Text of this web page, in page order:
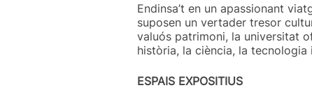
Endinsa’t en un apassionant
suposen un vertader tresor
valuós patrimoni, la universitat
història, la ciència, la
ESPAIS EXPOSITIUS